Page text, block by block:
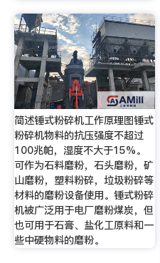
简述锤式粉碎机工作原理图锤式
粉碎机物料的抗压强度不超过
100兆帕，湿度不大于15%。
可作为石料磨粉，石头磨粉，矿
山磨粉，塑料粉碎，垃圾粉碎等
材料的磨粉设备使用。锤式粉碎
机被广泛用于电厂磨粉煤炭，但
也可用于石膏、盐化工原料和一
些中硬物料的磨粉。